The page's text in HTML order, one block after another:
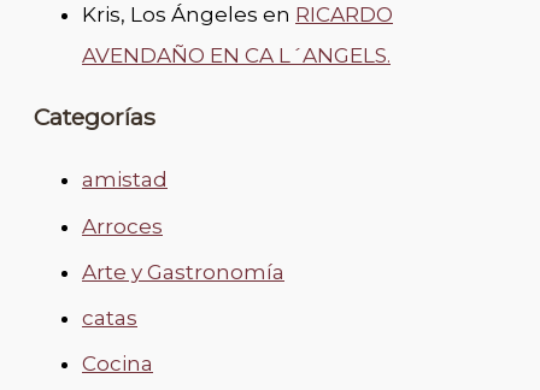
Kris, Los Ángeles en RICARDO
AVENDAÑO EN CA L´ANGELS.
Categorías
amistad
Arroces
Arte y Gastronomía
catas
Cocina